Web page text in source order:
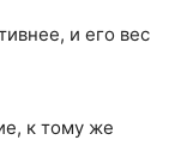
и его вес
к тому же